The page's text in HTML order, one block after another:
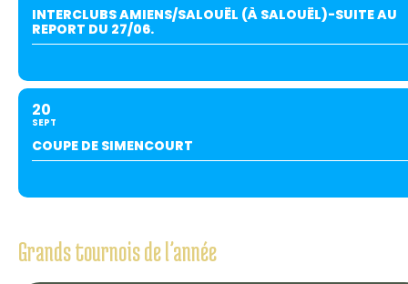
INTERCLUBS AMIENS/SALOUËL (À SALOUËL)-SUITE AU
REPORT DU 27/06.
20
SEPT
COUPE DE SIMENCOURT
Grands tournois de l’année